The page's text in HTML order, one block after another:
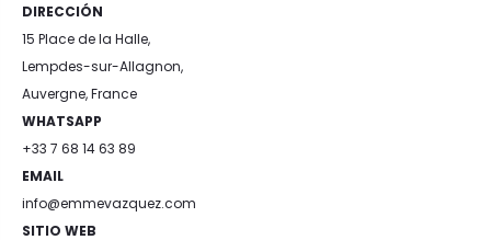
DIRECCIÓN
15 Place de la Halle,
Lempdes-sur-Allagnon,
Auvergne, France
WHATSAPP
+33 7 68 14 63 89
EMAIL
info@emmevazquez.com
SITIO WEB